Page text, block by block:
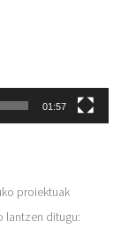
01:57
proiektuak
lantzen ditugu: